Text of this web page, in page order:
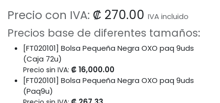
Precio con IVA: ₡ 270.00 IVA incluido
Precios base de diferentes tamaños:
[FT020101] Bolsa Pequeña Negra OXO paq 9uds
(Caja 72u)
Precio sin IVA: ₡16,000.00
[FT020101] Bolsa Pequeña Negra OXO paq 9uds
(Paq9u)